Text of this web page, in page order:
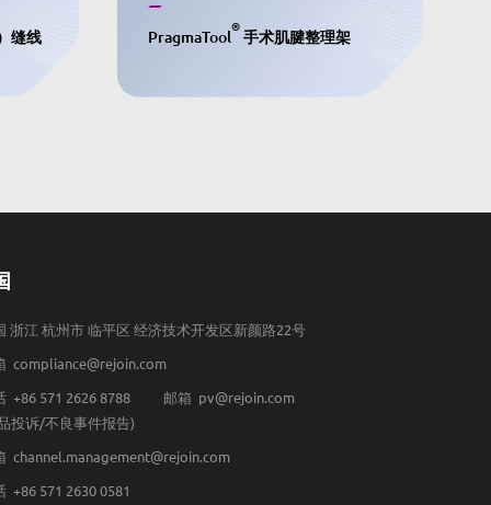
缝线 PragmaTool
®
手术肌腱整理架
浙江 杭州市 临平区 经济技术开发区新颜路22号
compliance@rejoin.com
+86 571 2626 8788
邮箱 pv@rejoin.com
投诉/不良事件报告)
channel.management@rejoin.com
+86 571 2630 0581